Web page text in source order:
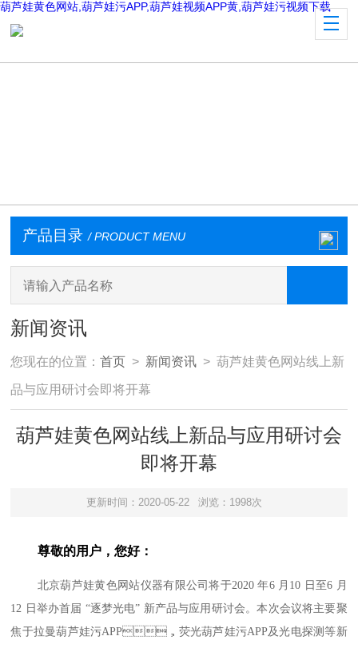
葫芦娃黄色网站,葫芦娃污APP,葫芦娃视频APP黄,葫芦娃污视频下载
产品目录 / PRODUCT MENU
新闻资讯
您现在的位置：首页 > 新闻资讯 > 葫芦娃黄色网站线上新
品与应用研讨会即将开幕
葫芦娃黄色网站线上新品与应用研讨会
即将开幕
更新时间：2020-05-22 浏览：1998次
尊敬的用户，您好：
北京葫芦娃黄色网站仪器有限公司将于2020 年6 月10 日至6 月
12 日举办首届 “逐梦光电” 新产品与应用研讨会。本次会议将主要聚
焦于拉曼葫芦娃污APP，荧光葫芦娃污APP及光电探测等新